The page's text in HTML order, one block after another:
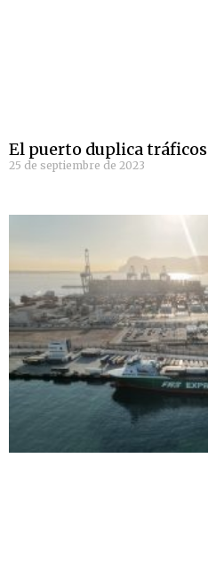
El puerto duplica
25 de septiembre de 2023